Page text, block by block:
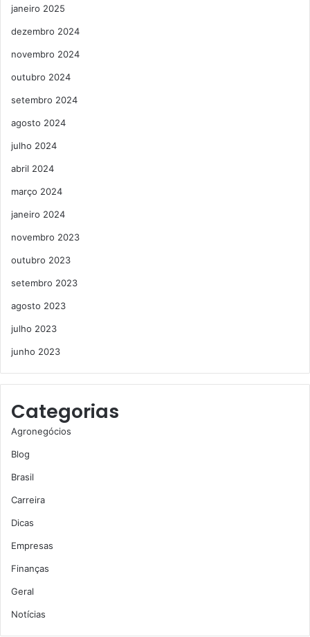
janeiro 2025
dezembro 2024
novembro 2024
outubro 2024
setembro 2024
agosto 2024
julho 2024
abril 2024
março 2024
janeiro 2024
novembro 2023
outubro 2023
setembro 2023
agosto 2023
julho 2023
junho 2023
Categorias
Agronegócios
Blog
Brasil
Carreira
Dicas
Empresas
Finanças
Geral
Notícias